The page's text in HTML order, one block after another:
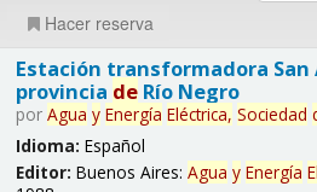
Hacer reserva
Estación transformadora
provincia deRío Negro
por Agua y Energía Eléctrica, Sociedad
Idioma: Español
Editor: Buenos Aires: Agua y Energía